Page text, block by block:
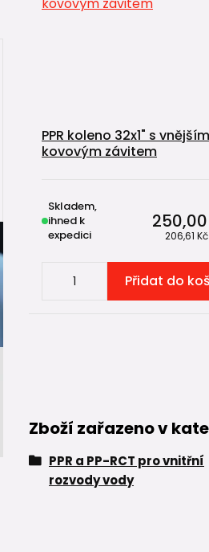
PPR koleno 32x1" s vnějším
kovovým závitem
206,61 Kč
Skladem,
ihned k
expedici
Přidat do
Zboží zařazeno v
PPR a PP-RCT pro vnitřní
rozvody vody